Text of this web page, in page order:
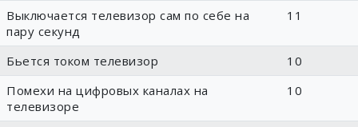
Выключается телевизор сам по себе на
пару секунд
11
Бьется током телевизор
10
Помехи на цифровых каналах на
телевизоре
10